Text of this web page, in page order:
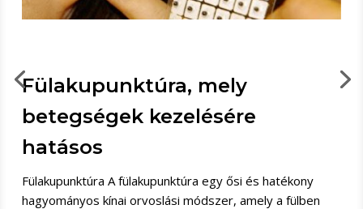
Fülakupunktúra, mely
betegségek kezelésére
hatásos
Fülakupunktúra A fülakupunktúra egy ősi és hatékony
hagyományos kínai orvoslási módszer, amely a fülben